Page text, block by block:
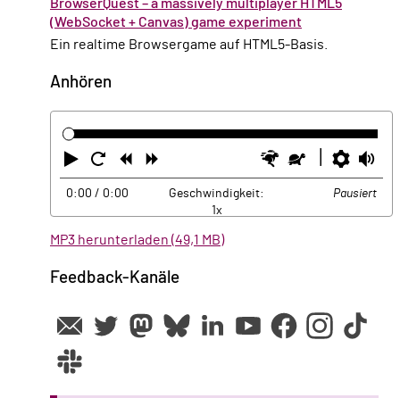
BrowserQuest – a massively multiplayer HTML5
(WebSocket + Canvas) game experiment
Ein realtime Browsergame auf HTML5-Basis.
Anhören
Abspielen
Neustart
Zurück Schneller
Langsamer
0:00 / 0:00
Geschwindigkeit:
1x
Pausiert
MP3 herunterladen (49,1 MB)
Feedback-Kanäle